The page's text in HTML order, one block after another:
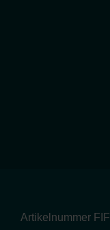
Artikelnummer